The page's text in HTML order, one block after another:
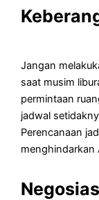
Jangan
saat musim
permintaan
jadwal
Perencanaan
menghindarkan